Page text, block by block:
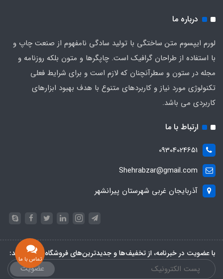
درباره ما
لورم ایپسوم متن ساختگی با تولید سادگی نامفهوم از صنعت چاپ و
با استفاده از طراحان گرافیک است. چاپگرها و متون بلکه روزنامه و
مجله در ستون و سطرآنچنان که لازم است و برای شرایط فعلی
تکنولوژی مورد نیاز و کاربردهای متنوع با هدف بهبود ابزارهای
کاربردی می باشد.
ارتباط با ما
09304024651
Shehrabzar@gmail.com
آذربایجان غربی شهرستان پیرانشهر
با عضویت در خبرنامه، از تخفیف‌ها و جدیدترین‌های فروشگاه باخبر شوید:
عضویت
تماس با ما